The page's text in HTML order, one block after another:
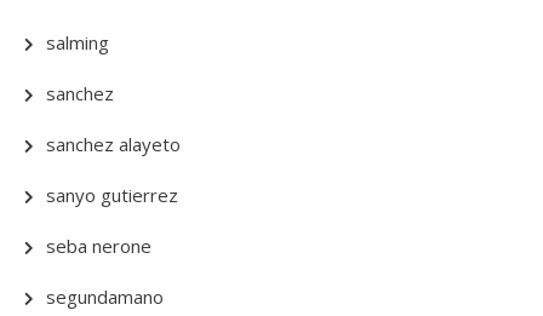
salming
sanchez
sanchez alayeto
sanyo gutierrez
seba nerone
segundamano